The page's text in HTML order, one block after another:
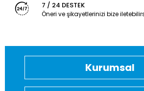
7 / 24 DESTEK
Öneri ve şikayetlerinizi bize
Kurumsal